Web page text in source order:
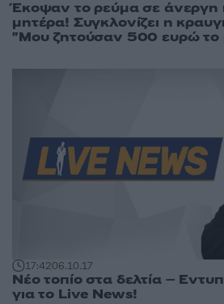
Έκοψαν το ρεύμα σε άνεργη
μητέρα! Συγκλονίζει η
"Μου ζητούσαν 500 ευρώ
17:4206.10.17
Νέο τοπίο στα δελτία –
για το Live News!